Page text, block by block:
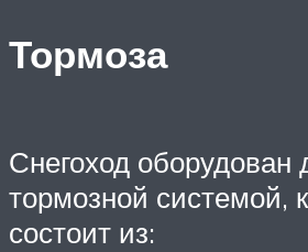
Тормоза
Снегоход оборудован
тормозной системой,
состоит из: